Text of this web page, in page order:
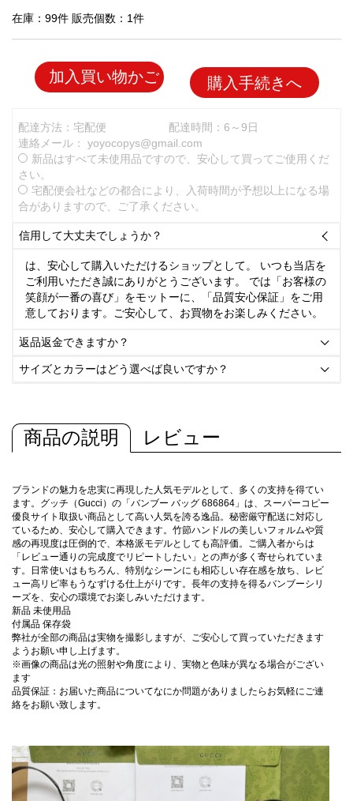
在庫：99件 販売個数：1件
加入買い物かご 購入手続きへ
配達方法：宅配便
配達時間：6～9日
連絡メール： yoyocopys@gmail.com
新品はすべて未使用品ですので、安心して買ってご使用くだ
さい。
宅配便会社などの都合により、入荷時間が予想以上になる場
合がありますので、ご了承ください。
信用して大丈夫でしょうか？ 
は、安心して購入いただけるショップとして。 いつも当店を
ご利用いただき誠にありがとうございます。 では「お客様の
笑顔が一番の喜び」をモットーに、「品質安心保証」をご用
意しております。ご安心して、お買物をお楽しみください。
返品返金できますか？ 
サイズとカラーはどう選べば良いですか？ 
商品の説明 レビュー
ブランドの魅力を忠実に再現した人気モデルとして、多くの支持を得てい
ます。グッチ（Gucci）の「バンブー バッグ 686864」は、スーパーコピー
優良サイト取扱い商品として高い人気を誇る逸品。秘密厳守配送に対応し
ているため、安心して購入できます。竹節ハンドルの美しいフォルムや質
感の再現度は圧倒的で、本格派モデルとしても高評価。ご購入者からは
「レビュー通りの完成度でリピートしたい」との声が多く寄せられていま
す。日常使いはもちろん、特別なシーンにも相応しい存在感を放ち、レビ
ュー高リピ率もうなずける仕上がりです。長年の支持を得るバンブーシリ
ーズを、安心の環境でお楽しみいただけます。
新品 未使用品
付属品 保存袋
弊社が全部の商品は実物を撮影しますが、ご安心して買っていただきます
ようお願い申し上げます。
※画像の商品は光の照射や角度により、実物と色味が異なる場合がござい
ます
品質保証：お届いた商品についてなにか問題がありましたらお気軽にご連
絡をお願い致します。